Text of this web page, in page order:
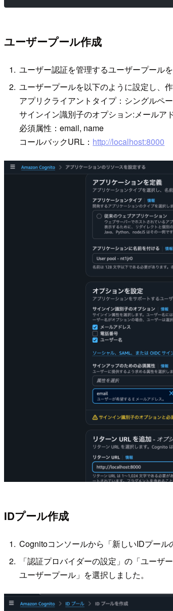
ユーザープール作成
ユーザー認証を管理するユーザープール
ユーザープールを以下のように設定し、作
アプリクライアントタイプ：シングルペ
サインイン識別子のオプション:メールア
必須属性：email, name
コールバックURL： http://localhost:8000
IDプール作成
Cognitoコンソールから「新しいIDプール
「認証プロバイダーの設定」の「ユー
ユーザープール」を選択しました。